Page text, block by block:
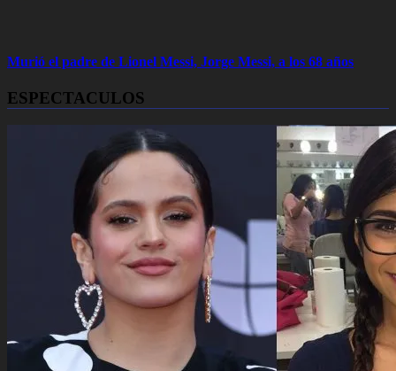
Murió el padre de Lionel Messi, Jorge Messi, a los 68 años
ESPECTACULOS